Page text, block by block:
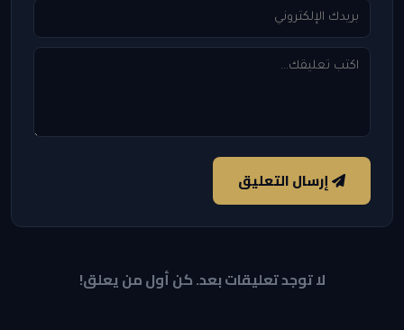
إرسال التعليق
لا توجد تعليقات بعد. كن أول من يعلق!